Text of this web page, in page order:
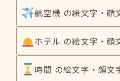
航空機 の絵文字・顔
ホテル の絵文字・顔
時間 の絵文字・顔文